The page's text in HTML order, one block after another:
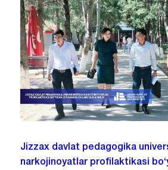
Jizzax davlat pedagogika
narkojinoyatlar profilaktikasi